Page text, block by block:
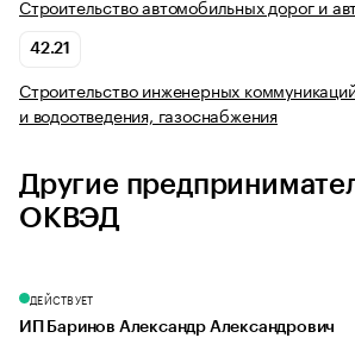
Строительство автомобильных дорог и
42.21
Строительство инженерных
и водоотведения, газоснабжения
Другие
ОКВЭД
ДЕЙСТВУЕТ
ИП Баринов Александр Александрович